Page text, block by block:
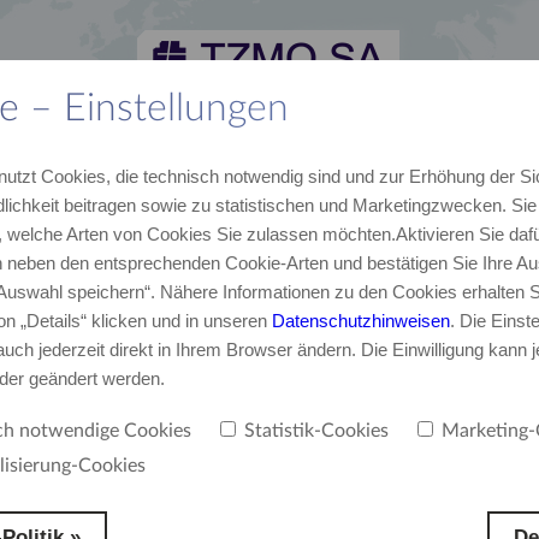
– Einstellungen
Cookies, die technisch notwendig sind und zur Erhöhung der
beitragen sowie zu statistischen und Marketingzwecken.
welche Arten von Cookies Sie zulassen möchten.Aktivieren Sie
den entsprechenden Cookie-Arten und bestätigen Sie Ihre
speichern“. Nähere Informationen zu den Cookies erhalten
„Details“ klicken und in unseren Datenschutzhinweisen. Die
jederzeit direkt in Ihrem Browser ändern. Die Einwilligung kann
geändert werden.
notwendige Cookies Statistik-Cookies
Marketing-
Cookies
TZMO Unser Team E-Mail, Telefon Über uns